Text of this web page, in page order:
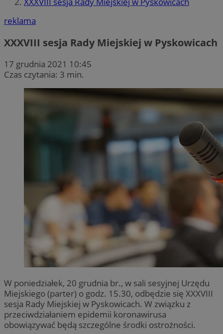
reklama
XXXVIII sesja Rady Miejskiej w Pyskowicach
17 grudnia 2021 10:45
Czas czytania: 3 min.
W poniedziałek, 20 grudnia br., w sali sesyjnej Urzędu
Miejskiego (parter) o godz. 15.30, odbędzie się XXXVIII
sesja Rady Miejskiej w Pyskowicach. W związku z
przeciwdziałaniem epidemii koronawirusa
obowiązywać będą szczególne środki ostrożności.